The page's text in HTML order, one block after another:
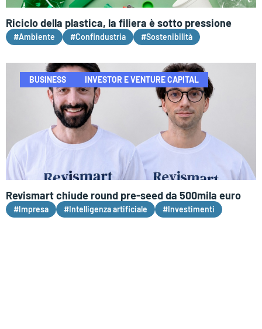
Riciclo della plastica, la filiera è sotto pressione
#Ambiente #Confindustria #Sostenibilità
BUSINESS INVESTOR E VENTURE CAPITAL
Revismart chiude round pre-seed da 500mila euro
#Impresa #Intelligenza artificiale #Investimenti